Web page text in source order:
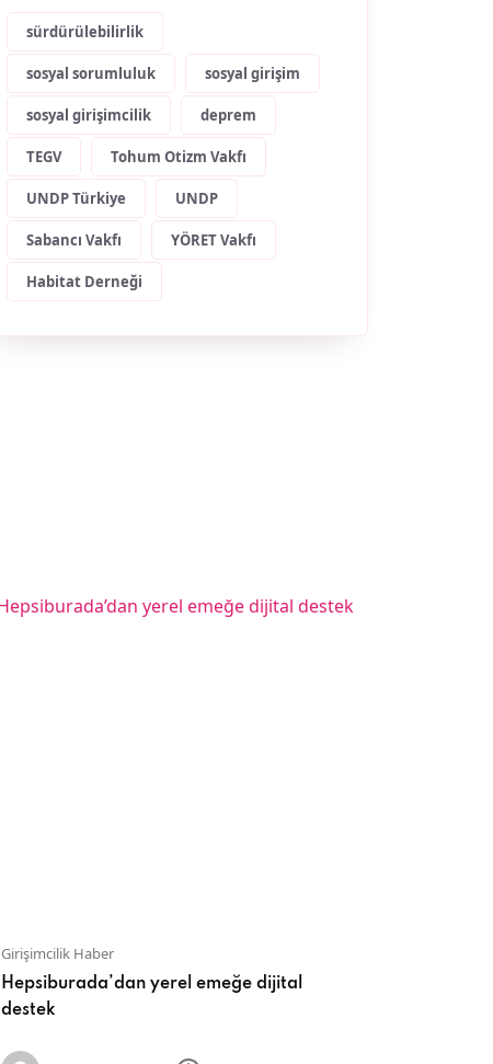
sürdürülebilirlik
sosyal sorumluluk sosyal girişim
sosyal girişimcilik deprem
TEGV Tohum Otizm Vakfı
UNDP Türkiye UNDP
Sabancı Vakfı YÖRET Vakfı
Habitat Derneği
Girişimcilik Haber
Hepsiburada’dan yerel emeğe dijital
destek